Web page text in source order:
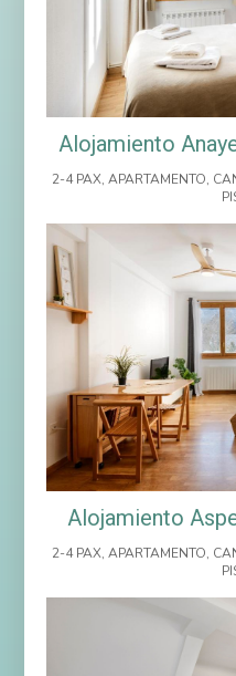
Alojamiento
2-4 PAX, APARTAMENTO,
Alojamiento
2-4 PAX, APARTAMENTO,